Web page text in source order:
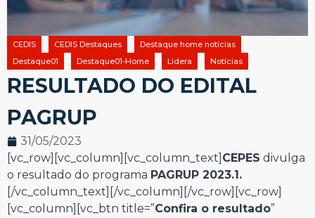
CEDIS CEDIS Destaques
Destaque home notícias
Destaque01
Destaque01-Home Lidera Notícias
RESULTADO DO EDITAL
PAGRUP
31/05/2023
[vc_row][vc_column][vc_column_text] CEPES divulga
o resultado do programa PAGRUP 2023.1.
[/vc_column_text][/vc_column][/vc_row][vc_row]
[vc_column][vc_btn title=”Confira o resultado”